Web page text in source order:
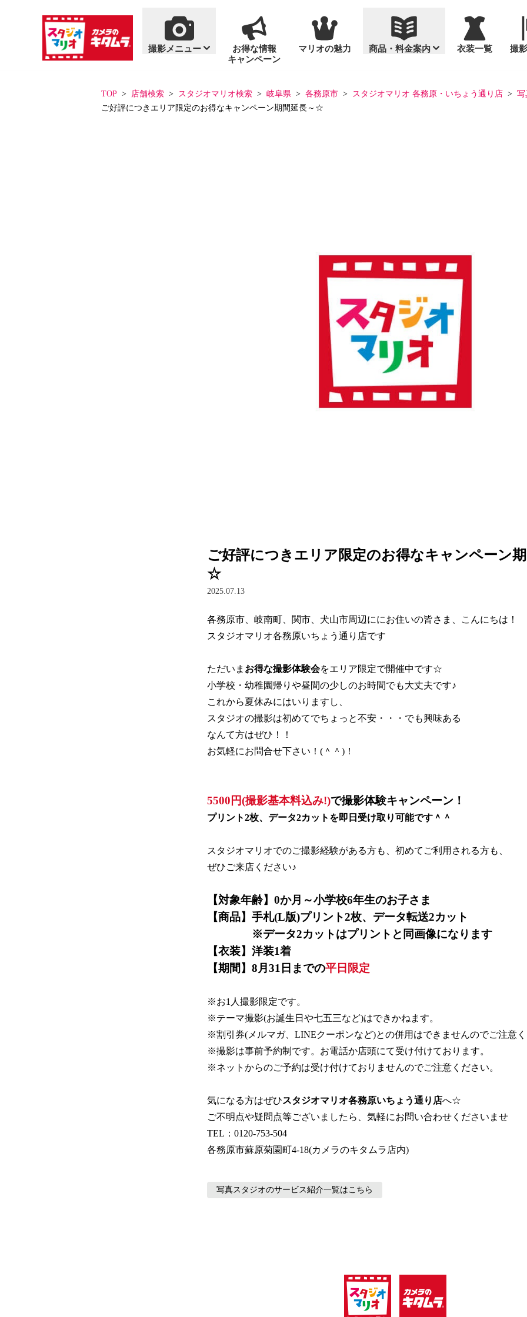
撮影メニュー
閉じる
撮影メニュー おすすめ撮影 通年撮影
プロフィール・
お得な情報
キャンペーン
マリオの魅力 商品・料金案内
閉じる
商品・料金案内 単品商品 セット商品
衣装一覧 撮
TOP 店舗検索 スタジオマリオ検索 岐阜県 各務原市 スタジオマリオ 各務原・いちょう通り店
写
ご好評につきエリア限定のお得なキャンペーン期間延長～☆
ご好評につきエリア限定のお得なキャンペーン
☆
2025.07.13
各務原市、岐南町、関市、犬山市周辺ににお住いの皆さま、こんにちは！
スタジオマリオ各務原いちょう通り店です
ただいま お得な撮影体験会をエリア限定で開催中です☆
小学校・幼稚園帰りや昼間の少しのお時間でも大丈夫です♪
これから夏休みにはいりますし、
スタジオの撮影は初めてでちょっと不安・・・でも興味ある
なんて方はぜひ！！
お気軽にお問合せ下さい！(＾＾)！
5500円(撮影基本料込み!)で撮影体験キャンペーン！
プリント2枚、データ2カットを即日受け取り可能です＾＾
スタジオマリオでのご撮影経験がある方も、初めてご利用される方も、
ぜひご来店ください♪
【対象年齢】0か月～小学校6年生のお子さま
【商品】手札(L版)プリント2枚、データ転送2カット
※データ2カットはプリントと同画像になります
【衣装】洋装1着
【期間】8月31日までの平日限定
※お1人撮影限定です。
※テーマ撮影(お誕生日や七五三など)はできかねます。
※割引券(メルマガ、LINEクーポンなど)との併用はできませんのでご注意
※撮影は事前予約制です。お電話か店頭にて受け付けております。
※ネットからのご予約は受け付けておりませんのでご注意ください。
気になる方はぜひスタジオマリオ各務原いちょう通り店へ☆
ご不明点や疑問点等ございましたら、気軽にお問い合わせくださいませ
TEL：0120-753-504
各務原市蘇原菊園町4-18(カメラのキタムラ店内)
写真スタジオのサービス紹介一覧はこちら